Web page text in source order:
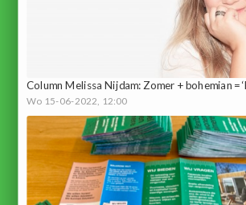
Column Melissa Nijdam: Zomer + bohemian =
Wo 15-06-2022, 12:00